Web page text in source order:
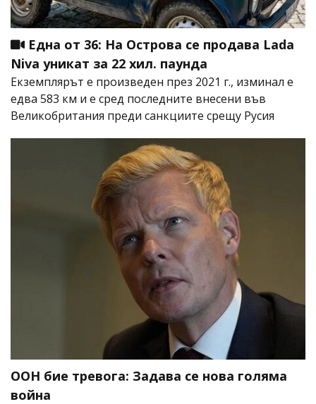
Една от 36: На Острова се продава Lada
Niva уникат за 22 хил. паунда
Екземплярът е произведен през 2021 г., изминал е
едва 583 км и е сред последните внесени във
Великобритания преди санкциите срещу Русия
ООН бие тревога: Задава се нова голяма
война